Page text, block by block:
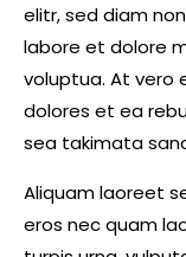
elitr, sed diam
labore et dolore
voluptua. At vero
dolores et ea
sea takimata
Aliquam laoreet
eros nec quam